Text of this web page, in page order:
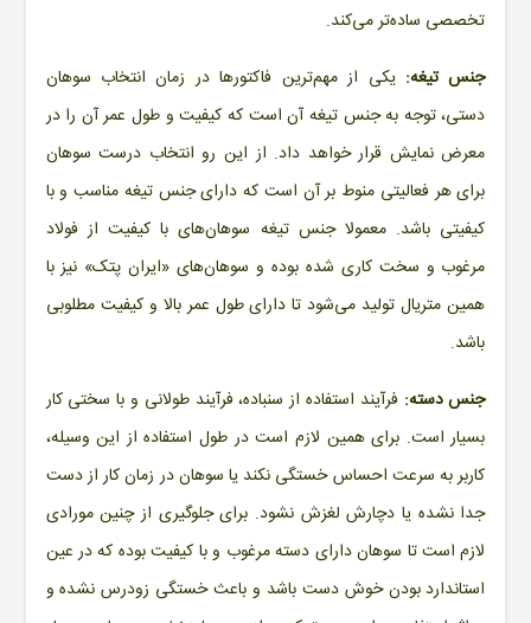
تخصصی ساده‌تر می‌کند.
جنس تیغه: یکی از مهم‌ترین فاکتورها در زمان انتخاب سوهان
دستی، توجه به جنس تیغه آن است که کیفیت و طول عمر آن را در
معرض نمایش قرار خواهد داد. از این رو انتخاب درست سوهان
برای هر فعالیتی منوط بر آن است که دارای جنس تیغه مناسب و با
کیفیتی باشد. معمولا جنس تیغه سوهان‌های با کیفیت از فولاد
مرغوب و سخت کاری شده بوده و سوهان‌های «ایران پتک» نیز با
همین متریال تولید می‌شود تا دارای طول عمر بالا و کیفیت مطلوبی
باشد.
جنس دسته: فرآیند استفاده از سنباده، فرآیند طولانی و با سختی کار
بسیار است. برای همین لازم است در طول استفاده از این وسیله،
کاربر به سرعت احساس خستگی نکند یا سوهان در زمان کار از دست
جدا نشده یا دچارش لغزش نشود. برای جلوگیری از چنین مورادی
لازم است تا سوهان دارای دسته مرغوب و با کیفیت بوده که در عین
استاندارد بودن خوش دست باشد و باعث خستگی زودرس نشده و